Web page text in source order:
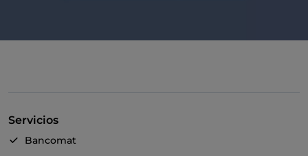
Servicios
Bancomat